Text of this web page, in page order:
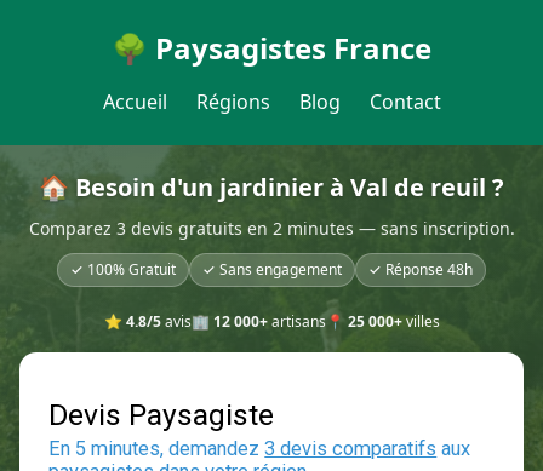
🌳 Paysagistes France
Accueil Régions Blog Contact
🏠 Besoin d'un jardinier à Val de reuil ?
Comparez 3 devis gratuits en 2 minutes — sans inscription.
✓ 100% Gratuit ✓ Sans engagement ✓ Réponse 48h
⭐ 4.8/5avis🏢 12 000+artisans📍 25 000+villes